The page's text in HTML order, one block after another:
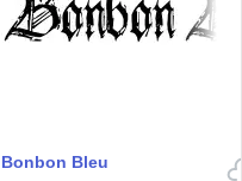
Bonbon Bleu